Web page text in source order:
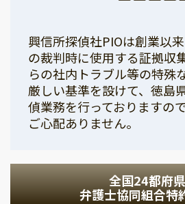
興信所探偵社PIOは創業以
の裁判時に使用する証拠収
らの社内トラブル等の特殊
厳しい基準を設けて、徳島
偵業務を行っておりますの
ご心配ありません。
全国24都府
弁護士協同組合特